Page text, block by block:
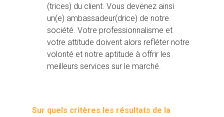
(trices) du client. Vous devenez ainsi
un(e) ambassadeur(drice) de notre
société. Votre professionnalisme et
votre attitude doivent alors refléter notre
volonté et notre aptitude à offrir les
meilleurs services sur le marché.
Sur quels critères les résultats de la